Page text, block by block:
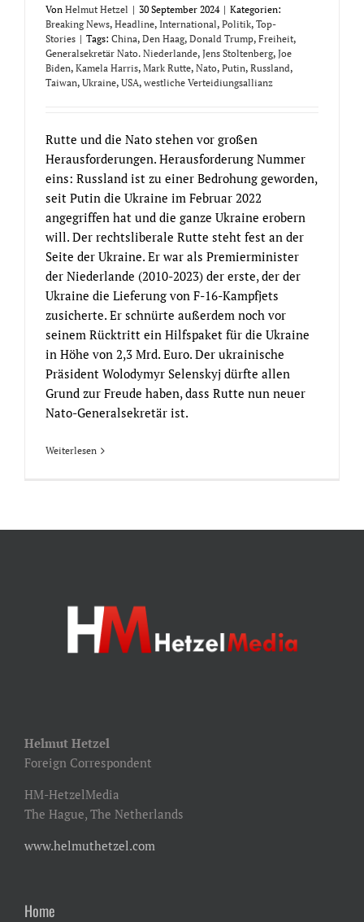
Von Helmut Hetzel | 30 September 2024 | Kategorien:
Breaking News, Headline, International, Politik, Top-
Stories | Tags: China, Den Haag, Donald Trump, Freiheit,
Generalsekretär Nato. Niederlande, Jens Stoltenberg, Joe
Biden, Kamela Harris, Mark Rutte, Nato, Putin, Russland,
Taiwan, Ukraine, USA, westliche Verteidiungsallianz
Rutte und die Nato stehen vor großen
Herausforderungen. Herausforderung Nummer
eins: Russland ist zu einer Bedrohung geworden,
seit Putin die Ukraine im Februar 2022
angegriffen hat und die ganze Ukraine erobern
will. Der rechtsliberale Rutte steht fest an der
Seite der Ukraine. Er war als Premierminister
der Niederlande (2010-2023) der erste, der der
Ukraine die Lieferung von F-16-Kampfjets
zusicherte. Er schnürte außerdem noch vor
seinem Rücktritt ein Hilfspaket für die Ukraine
in Höhe von 2,3 Mrd. Euro. Der ukrainische
Präsident Wolodymyr Selenskyj dürfte allen
Grund zur Freude haben, dass Rutte nun neuer
Nato-Generalsekretär ist.
Weiterlesen
Helmut Hetzel
Foreign Correspondent
HM-HetzelMedia
The Hague, The Netherlands
www.helmuthetzel.com
Home